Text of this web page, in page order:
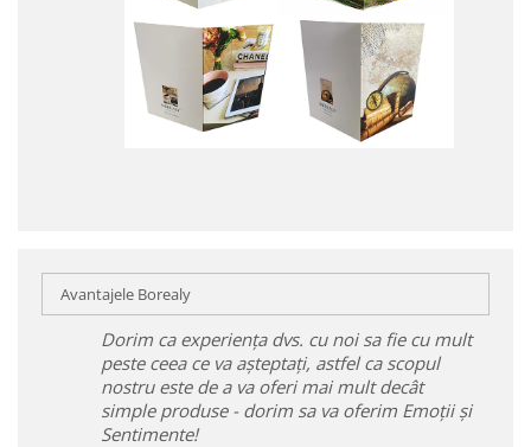
Avantajele Borealy
Dorim ca experiența dvs. cu noi sa fie cu mult
peste ceea ce va așteptați, astfel ca scopul
nostru este de a va oferi mai mult decât
simple produse - dorim sa va oferim Emoții și
Sentimente!